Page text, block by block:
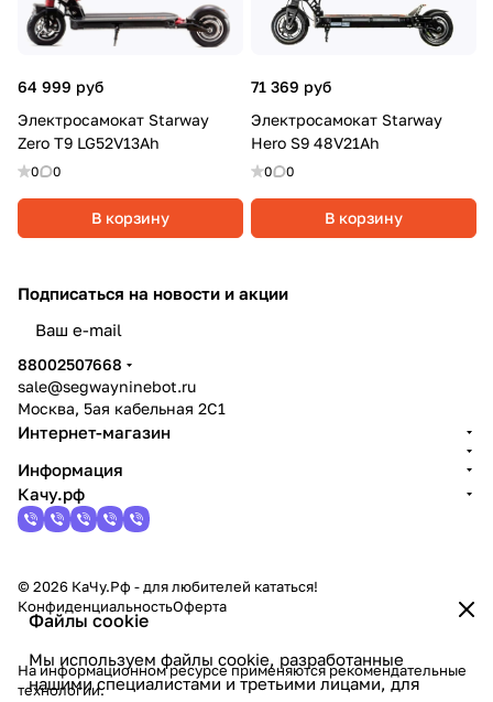
64 999 руб
Электросамокат Starway
Zero T9 LG52V13Ah
0 0
В корзину
71 369 руб
Электросамокат Starway
Hero S9 48V21Ah
0 0
В корзину
Файлы cookie
Мы используем файлы cookie, разработанные
нашими специалистами и третьими лицами, для
Подписаться на новости и акции
88002507668
sale@segwayninebot.ru
Москва, 5ая кабельная 2С1
Интернет-магазин
Информация
Качу.рф
© 2026 КаЧу.Рф - для любителей кататься!
КонфиденциальностьОферта
На информационном ресурсе применяютсярекомендательные
технологии.